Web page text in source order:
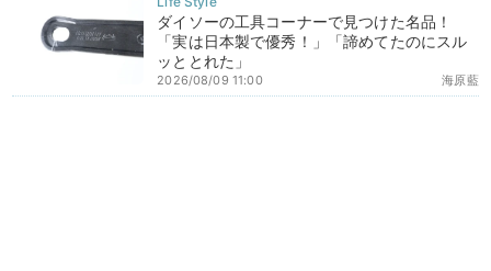
ダイソーの工具コーナーで見つけた名品！
「実は日本製で優秀！」「諦めてたのにスル
ッととれた」
海原藍
2026/08/09 11:00